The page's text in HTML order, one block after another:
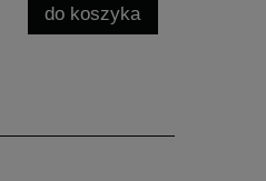
do koszyka